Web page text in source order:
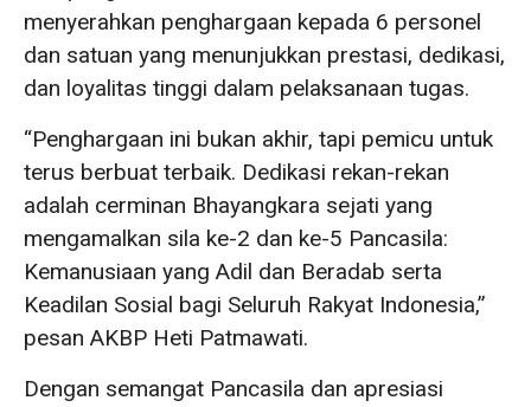
menyerahkan penghargaan kepada 6 personel
dan satuan yang menunjukkan prestasi, dedikasi,
dan loyalitas tinggi dalam pelaksanaan tugas.
“Penghargaan ini bukan akhir, tapi pemicu untuk
terus berbuat terbaik. Dedikasi rekan-rekan
adalah cerminan Bhayangkara sejati yang
mengamalkan sila ke-2 dan ke-5 Pancasila:
Kemanusiaan yang Adil dan Beradab serta
Keadilan Sosial bagi Seluruh Rakyat Indonesia,”
pesan AKBP Heti Patmawati.
Dengan semangat Pancasila dan apresiasi